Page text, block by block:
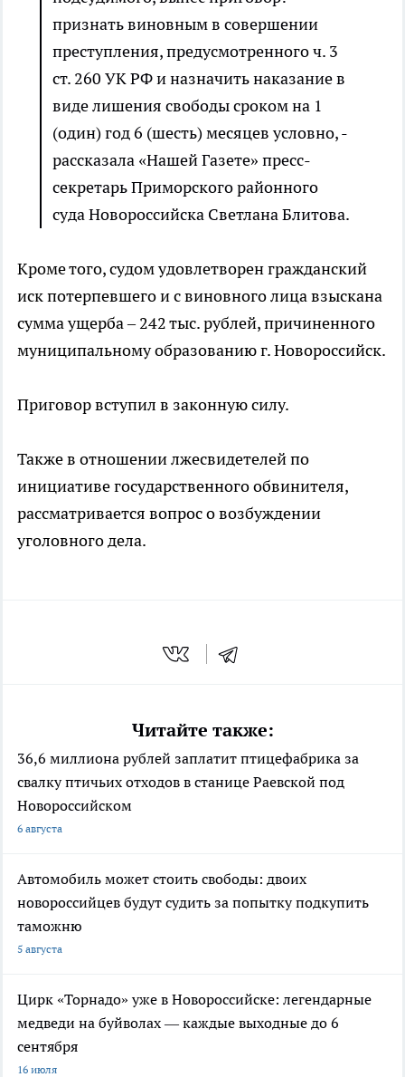
признать виновным в совершении
преступления, предусмотренного ч. 3
ст. 260 УК РФ и назначить наказание в
виде лишения свободы сроком на 1
(один) год 6 (шесть) месяцев условно, -
рассказала «Нашей Газете» пресс-
секретарь Приморского районного
суда Новороссийска Светлана Блитова.
Кроме того, судом удовлетворен гражданский
иск потерпевшего и с виновного лица взыскана
сумма ущерба – 242 тыс. рублей, причиненного
муниципальному образованию г. Новороссийск.
Приговор вступил в законную силу.
Также в отношении лжесвидетелей по
инициативе государственного обвинителя,
рассматривается вопрос о возбуждении
уголовного дела.
Читайте также:
36,6 миллиона рублей заплатит птицефабрика за
свалку птичьих отходов в станице Раевской под
Новороссийском
6 августа
Автомобиль может стоить свободы: двоих
новороссийцев будут судить за попытку подкупить
таможню
5 августа
Цирк «Торнадо» уже в Новороссийске: легендарные
медведи на буйволах — каждые выходные до 6
сентября
16 июля